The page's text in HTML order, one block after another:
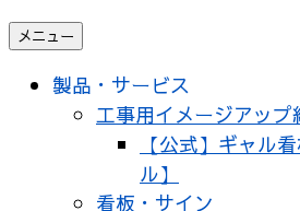
メニュー
製品・サービス
工事用イメージアップ
【公式】ギャル
ル】
看板・サイン